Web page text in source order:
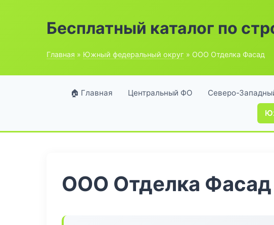
Бесплатный каталог по
Главная » Южный федеральный округ » ООО Отделка Фасад
🏠 Главная Центральный ФО Северо-
ООО Отделка Фасад